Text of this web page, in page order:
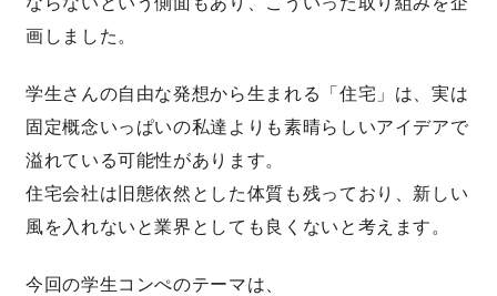
分譲住宅･不動産 スタッフブログ
お知らせ 土地情報
近日分譲予定情報 会社情報
動画ギャラリー
画しました。
学生さんの自由な発想から生まれる「住宅」は、実は
固定概念いっぱいの私達よりも素晴らしいアイデアで
溢れている可能性があります。
住宅会社は旧態依然とした体質も残っており、新しい
風を入れないと業界としても良くないと考えます。
今回の学生コンぺのテーマは、